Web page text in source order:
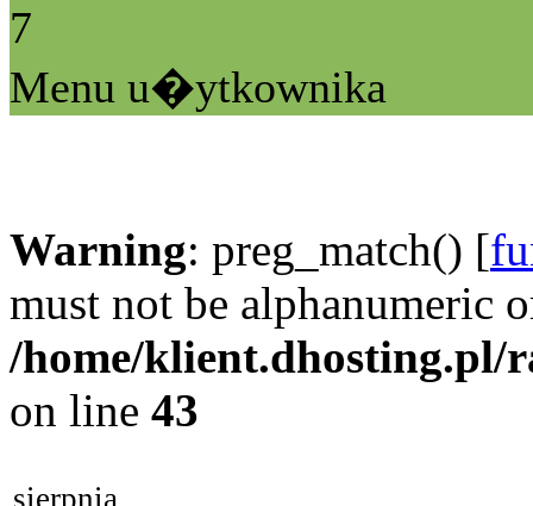
7
Menu u�ytkownika
Warning: preg_match() [
must not be alphanumeric
/home/klient.dhosting.pl/
on line 43
sierpnia